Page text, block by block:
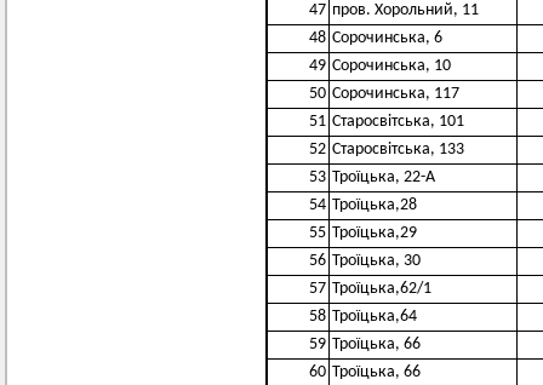
47 пров. Хорольний, 11
48 Сорочинська, 6
49 Сорочинська, 10
50 Сорочинська, 117
51 Старосвітська, 101
52 Старосвітська, 133
53 Троїцька, 22-А
54 Троїцька,28
55 Троїцька,29
56 Троїцька, 30
57 Троїцька,62/1
58 Троїцька,64
59 Троїцька, 66
60 Троїцька, 66